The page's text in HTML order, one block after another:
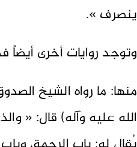
ينصرف ».
وتوجد روايات أخرى
الله عليه وآله) قال: «